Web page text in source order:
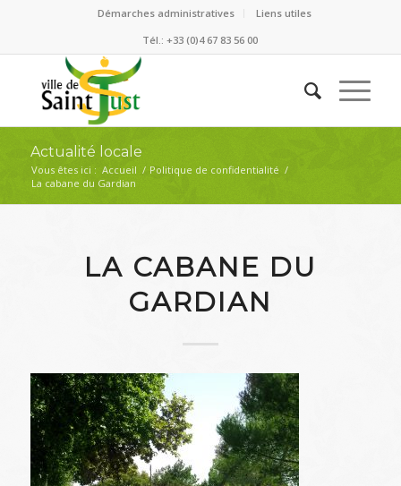
Démarches administratives
Liens utiles
Tél.: +33 (0)4 67 83 56 00
Actualité locale
Vous êtes ici : Accueil / Politique de confidentialité /
La cabane du Gardian
LA CABANE DU
GARDIAN